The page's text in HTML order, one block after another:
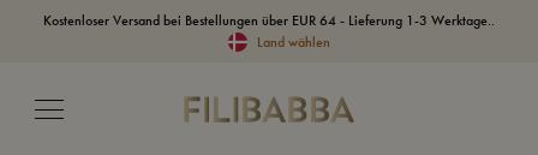
Kostenloser Versand bei Bestellungen über EUR 64 - Lieferung 1-3 Werktage..
Land wählen